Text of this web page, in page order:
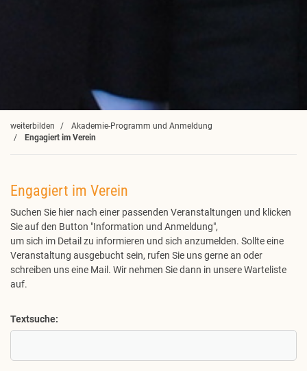
weiterbilden
Akademie-Programm und Anmeldung
Engagiert im Verein
Engagiert im Verein
Suchen Sie hier nach einer passenden Veranstaltungen und klicken
Sie auf den Button "Information und Anmeldung",
um sich im Detail zu informieren und sich anzumelden. Sollte eine
Veranstaltung ausgebucht sein, rufen Sie uns gerne an oder
schreiben uns eine Mail. Wir nehmen Sie dann in unsere Warteliste
auf.
Textsuche: